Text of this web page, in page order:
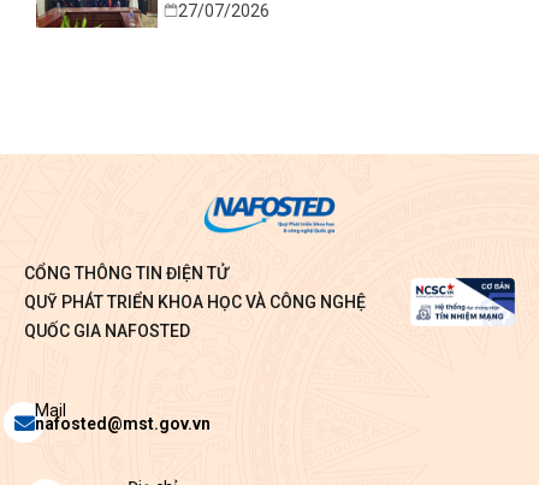
Bình
27/07/2026
CỔNG THÔNG TIN ĐIỆN TỬ
QUỸ PHÁT TRIỂN KHOA HỌC VÀ CÔNG NGHỆ
QUỐC GIA NAFOSTED
Envelope
Mail
nafosted@mst.gov.vn